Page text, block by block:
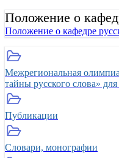
Положение о
Положение о кафедре
Межрегиональная
тайны русского слова»
Публикации
Словари, монографии